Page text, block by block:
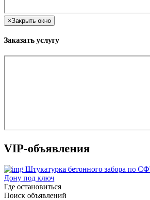
×Закрыть окно
Заказать услугу
VIP-объявления
Штукатурка бетонного забора по
Дону под ключ
Где остановиться
Поиск объявлений